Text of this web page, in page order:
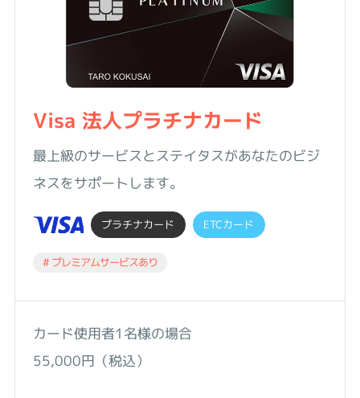
Visa 法人プラチナカード
最上級のサービスとステイタスがあなたのビジ
ネスをサポートします。
プラチナカード ETCカード
# プレミアムサービスあり
カード使用者1名様の場合
55,000円（税込）